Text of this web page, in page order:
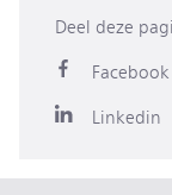
Deel deze
Facebook
Linkedin